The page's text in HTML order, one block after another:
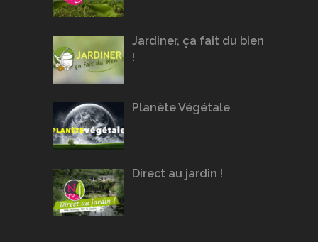
Jardiner, ça fait du bien
!
Planète Végétale
Direct au jardin !